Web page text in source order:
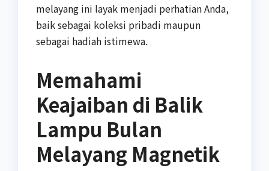
melayang ini layak menjadi perhatian Anda,
baik sebagai koleksi pribadi maupun
sebagai hadiah istimewa.
Memahami
Keajaiban di Balik
Lampu Bulan
Melayang Magnetik